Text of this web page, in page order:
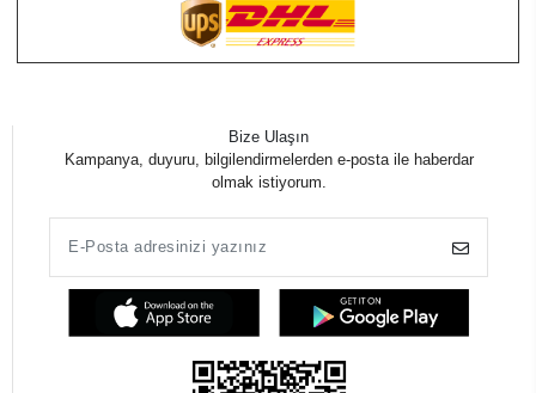
Bize Ulaşın
Kampanya, duyuru, bilgilendirmelerden e-posta ile haberdar
olmak istiyorum.